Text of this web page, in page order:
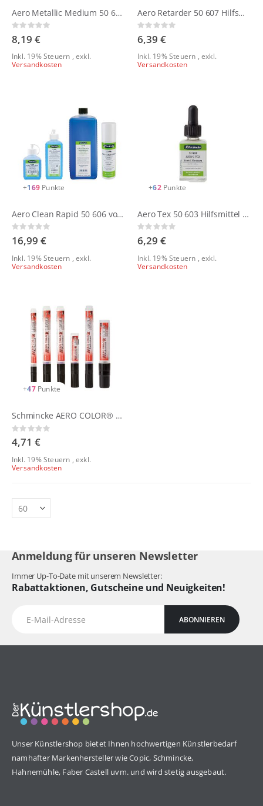
Aero Metallic Medium 50 608 Hilfsmittel von Schmincke
Rating:
0%
8,19 €
Inkl. 19% Steuern ,exkl.
Versandkosten
Aero Retarder 50 607 Hilfsmittel von Schmincke
Rating:
0%
6,39 €
Inkl. 19% Steuern ,exkl.
Versandkosten
+169 Punkte
Aero Clean Rapid 50 606 von Schmincke
Rating:
0%
16,99 €
Inkl. 19% Steuern ,exkl.
Versandkosten
+62 Punkte
Aero Tex 50 603 Hilfsmittel von Schmicke
Rating:
0%
6,29 €
Inkl. 19% Steuern ,exkl.
Versandkosten
+47 Punkte
Schmincke AERO COLOR® Professional LINER
Rating:
0%
4,71 €
Inkl. 19% Steuern ,exkl.
Versandkosten
Anmeldung für unseren Newsletter
Immer Up-To-Date mit unserem Newsletter:
Rabattaktionen, Gutscheine und Neuigkeiten!
ABONNIEREN
Unser Künstlershop bietet Ihnen hochwertigen Künstlerbedarf
namhafter Markenhersteller wie Copic, Schmincke,
Hahnemühle, Faber Castell uvm. und wird stetig ausgebaut.